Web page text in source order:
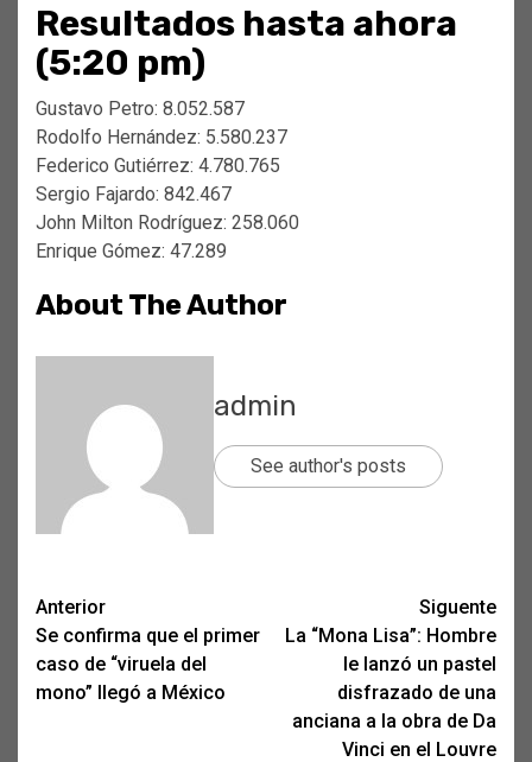
Resultados hasta ahora
(5:20 pm)
Gustavo Petro: 8.052.587
​Rodolfo Hernández: 5.580.237
Federico Gutiérrez: 4.780.765
Sergio Fajardo: 842.467
John Milton Rodríguez: 258.060
Enrique Gómez: 47.289
About The Author
admin
See author's posts
Post
navigation
Anterior
Se confirma que el primer
caso de “viruela del
mono” llegó a México
Siguente
La “Mona Lisa”: Hombre
le lanzó un pastel
disfrazado de una
anciana a la obra de Da
Vinci en el Louvre